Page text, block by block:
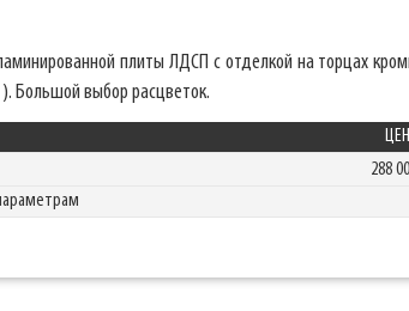
плиты ЛДСП с отделкой на торцах
Большой выбор расцветок.
288